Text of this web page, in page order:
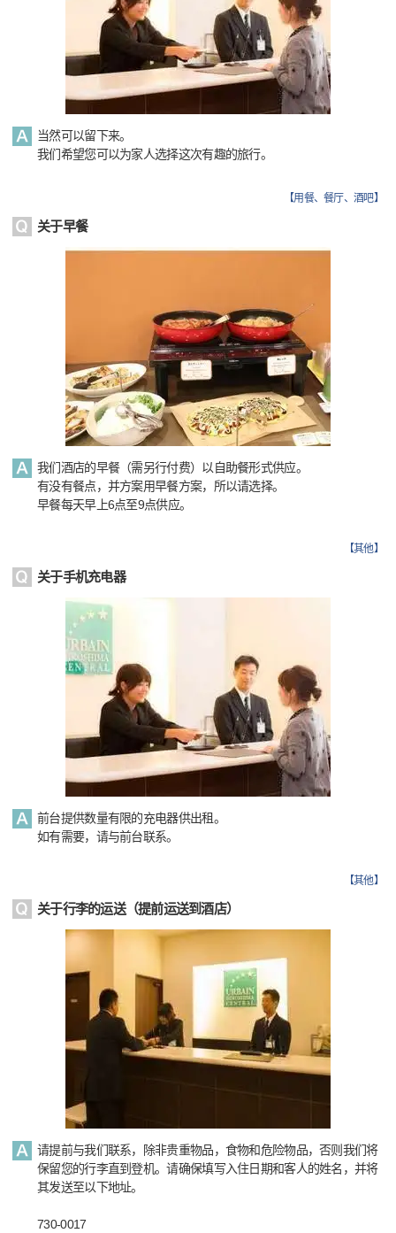
当然可以留下来。
我们希望您可以为家人选择这次有趣的旅行。
【用餐、餐厅、酒吧】
关于早餐
我们酒店的早餐（需另行付费）以自助餐形式供应。
有没有餐点，并方案用早餐方案，所以请选择。
早餐每天早上6点至9点供应。
【其他】
关于手机充电器
前台提供数量有限的充电器供出租。
如有需要，请与前台联系。
【其他】
关于行李的运送（提前运送到酒店）
请提前与我们联系，除非贵重物品，食物和危险物品，否则我们将
保留您的行李直到登机。请确保填写入住日期和客人的姓名，并将
其发送至以下地址。
730-0017